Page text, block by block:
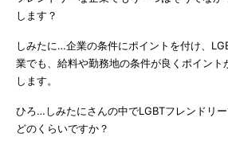
します？
しみたに…企業の条件にポイントを付け、
業でも、給料や勤務地の条件が良くポイント
します。
ひろ…しみたにさんの中でLGBTフレンドリ
どのくらいですか？